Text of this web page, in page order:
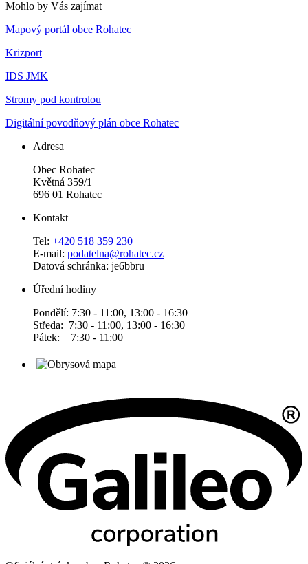
Mohlo by Vás zajímat
Mapový portál obce Rohatec
Krizport
IDS JMK
Stromy pod kontrolou
Digitální povodňový plán obce Rohatec
Adresa
Obec Rohatec
Květná 359/1
696 01 Rohatec
Kontakt
Tel: +420 518 359 230
E-mail: podatelna@rohatec.cz
Datová schránka: je6bbru
Úřední hodiny
Pondělí: 7:30 - 11:00, 13:00 - 16:30
Středa: 7:30 - 11:00, 13:00 - 16:30
Pátek: 7:30 - 11:00